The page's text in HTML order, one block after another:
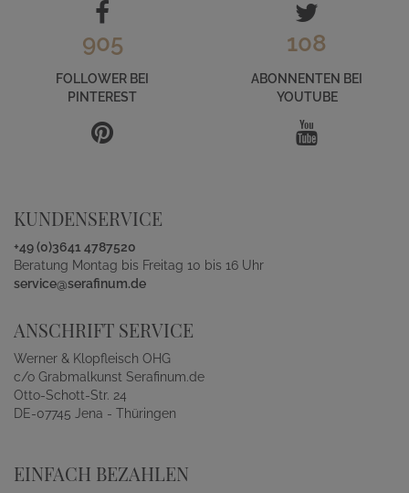
905
FOLLOWER BEI
PINTEREST
108
ABONNENTEN BEI
YOUTUBE
KUNDENSERVICE
+49 (0)3641 4787520
Beratung Montag bis Freitag 10 bis 16 Uhr
service@serafinum.de
ANSCHRIFT SERVICE
Werner & Klopfleisch OHG
c/o Grabmalkunst Serafinum.de
Otto-Schott-Str. 24
DE-07745 Jena - Thüringen
EINFACH BEZAHLEN